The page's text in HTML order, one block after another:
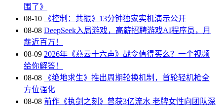
围了》
08-10
《控制：共振》13分钟独家实机演示公开
08-08 DeepSeek入局游戏，高薪招聘游戏AI程序员，月
薪近百万！
08-09 2026年《燕云十六声》战令值得买么？一个视频
给你解答！
08-08
《绝地求生》推出周期轮换机制，首轮轻机枪全
方位强化
08-08 前作《执剑之刻》曾获3亿流水 老牌女性向团队深